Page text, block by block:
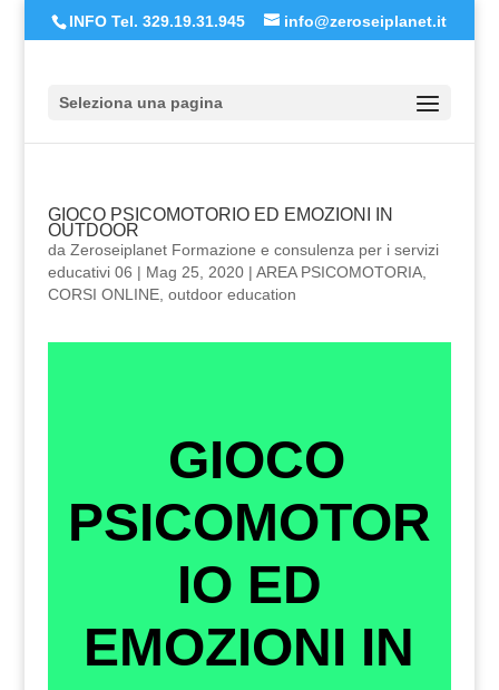
INFO Tel. 329.19.31.945 info@zeroseiplanet.it
Seleziona una pagina
GIOCO PSICOMOTORIO ED EMOZIONI IN
OUTDOOR
da Zeroseiplanet Formazione e consulenza per i servizi
educativi 06 | Mag 25, 2020| AREA PSICOMOTORIA,
CORSI ONLINE, outdoor education
GIOCO
PSICOMOTOR
IO ED
EMOZIONI IN